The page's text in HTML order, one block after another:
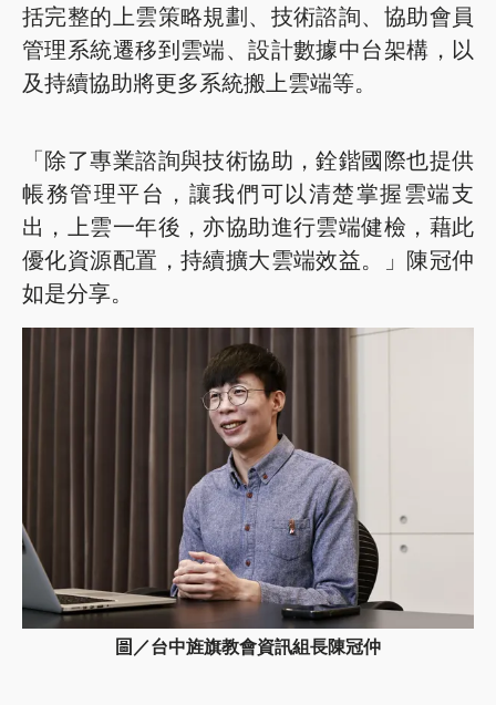
括完整的上雲策略規劃、技術諮詢、協助會員
管理系統遷移到雲端、設計數據中台架構，以
及持續協助將更多系統搬上雲端等。
「除了專業諮詢與技術協助，銓鍇國際也提供
帳務管理平台，讓我們可以清楚掌握雲端支
出，上雲一年後，亦協助進行雲端健檢，藉此
優化資源配置，持續擴大雲端效益。」陳冠仲
如是分享。
圖／台中旌旗教會資訊組長陳冠仲